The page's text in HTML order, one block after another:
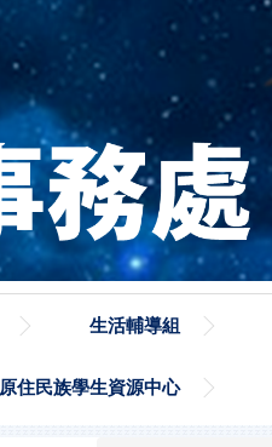
生活輔導組
原住民族學生資源中心